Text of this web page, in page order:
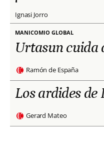
Ignasi Jorro
MANICOMIO GLOBAL
Urtasun cuida
Ramón de España
Los ardides de
Gerard Mateo